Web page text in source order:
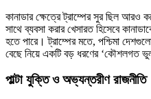
কানাডার ক্ষেত্রে ট্রাম্পের সুর ছিল আরও
সাথে ব্যবসা করার খেসারত হিসেবে
হতে পারে। ট্রাম্পের মতে, পশ্চিমা
বেছে নিয়ে একটি বড় ধরণের ‘কৌশলগত
পাল্টা যুক্তি ও অভ্যন্তরীণ রাজনীতি